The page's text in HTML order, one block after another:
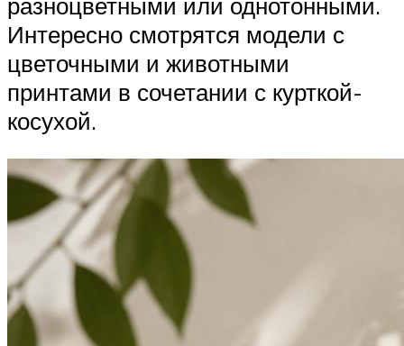
Интересно смотрятся модели с
цветочными и животными
принтами в сочетании с курткой-
косухой.